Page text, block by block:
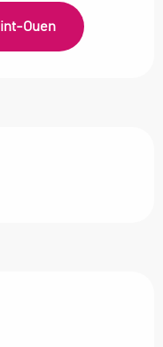
Ouen